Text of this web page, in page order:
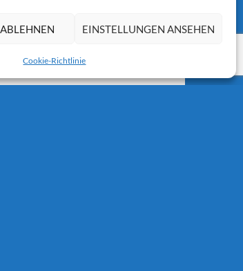
ABLEHNEN EINSTELLUNGEN ANSEHEN
Cookie-Richtlinie